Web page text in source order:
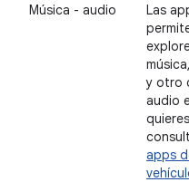
Música - audio
Las
y otro
audio
apps